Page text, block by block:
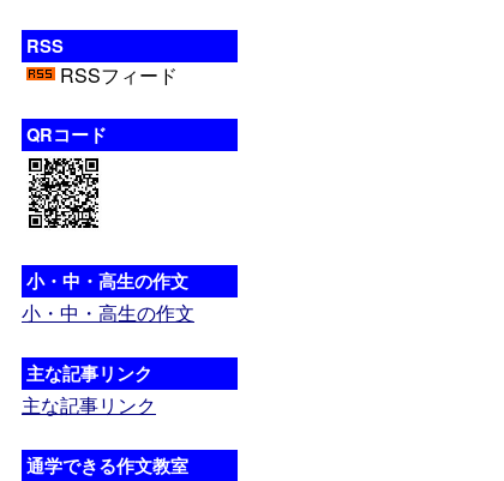
RSS
RSSフィード
QRコード
小・中・高生の作文
小・中・高生の作文
主な記事リンク
主な記事リンク
通学できる作文教室